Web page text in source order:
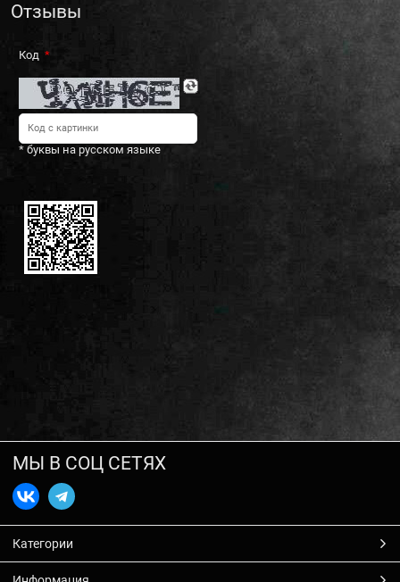
Отзывы
Код
* буквы на русском языке
МЫ В СОЦ СЕТЯХ
Категории